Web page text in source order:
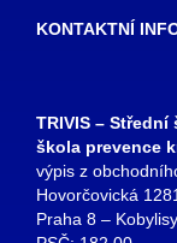
KONTAKTNÍ
TRIVIS –
škola prevence
výpis z
Hovorčovická
Praha 8 – Kobylisy